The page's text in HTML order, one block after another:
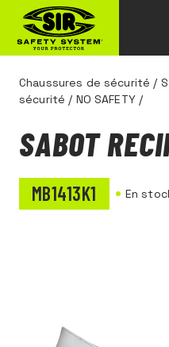
Chaussures de sécurité /
sécurité / NO SAFETY/
SABOT
MB1413K1 En